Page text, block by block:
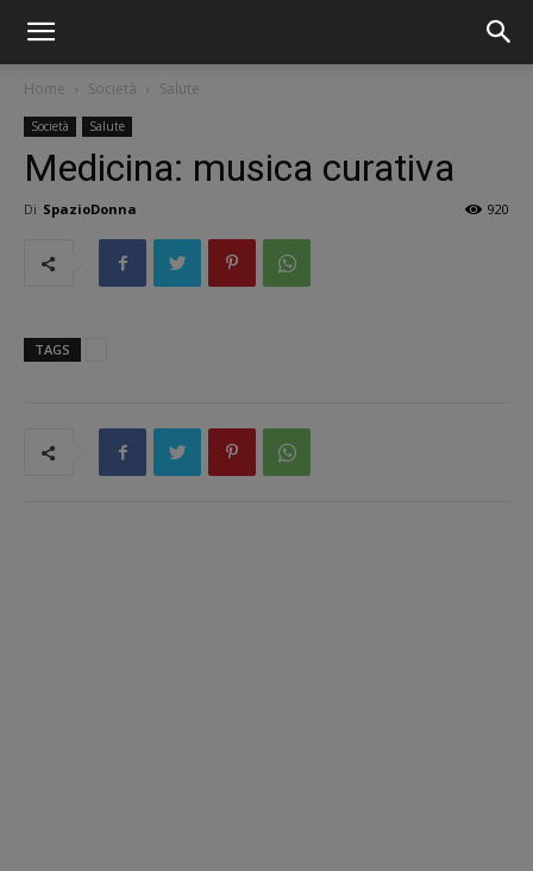
Home Società Salute
Società Salute
Medicina: musica curativa
Di SpazioDonna 920
TAGS